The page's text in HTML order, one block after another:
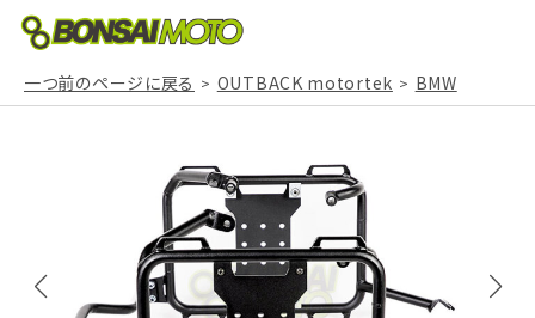
一つ前のページに戻る OUTBACK motortek BMW